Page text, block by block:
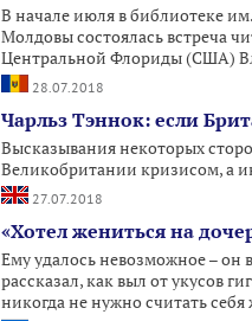
В начале июля в библиотеке
Молдовы состоялась встреча
Центральной Флориды (США)
28.07.2018
Чарльз Тэннок: если
Высказывания некоторых
Великобритании кризисом, а
27.07.2018
«Хотел жениться на
Ему удалось невозможное – он
рассказал, как выл от укусов
никогда не нужно считать себя